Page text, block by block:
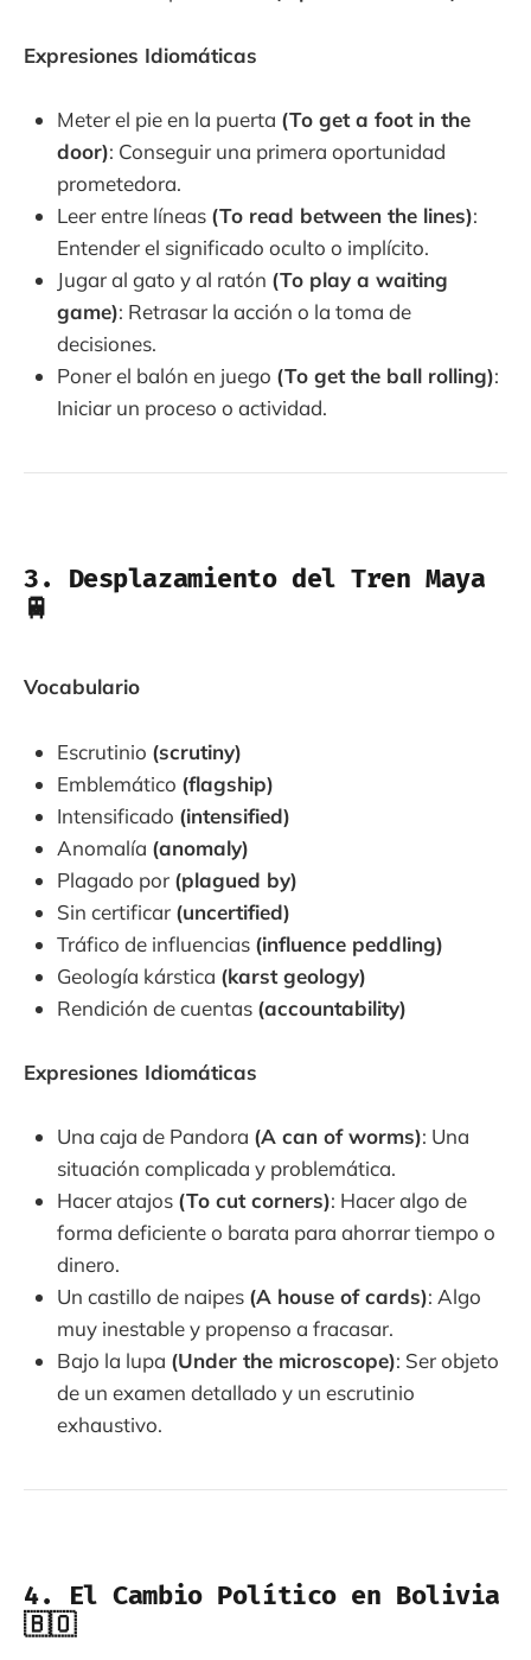
Expresiones Idiomáticas
Meter el pie en la puerta (To get a foot in the
door): Conseguir una primera oportunidad
prometedora.
Leer entre líneas (To read between the lines):
Entender el significado oculto o implícito.
Jugar al gato y al ratón (To play a waiting
game): Retrasar la acción o la toma de
decisiones.
Poner el balón en juego (To get the ball rolling):
Iniciar un proceso o actividad.
3. Desplazamiento del Tren Maya
🚆
Vocabulario
Escrutinio (scrutiny)
Emblemático (flagship)
Intensificado (intensified)
Anomalía (anomaly)
Plagado por (plagued by)
Sin certificar (uncertified)
Tráfico de influencias (influence peddling)
Geología kárstica (karst geology)
Rendición de cuentas (accountability)
Expresiones Idiomáticas
Una caja de Pandora (A can of worms): Una
situación complicada y problemática.
Hacer atajos (To cut corners): Hacer algo de
forma deficiente o barata para ahorrar tiempo o
dinero.
Un castillo de naipes (A house of cards): Algo
muy inestable y propenso a fracasar.
Bajo la lupa (Under the microscope): Ser objeto
de un examen detallado y un escrutinio
exhaustivo.
4. El Cambio Político en Bolivia
🇧🇴